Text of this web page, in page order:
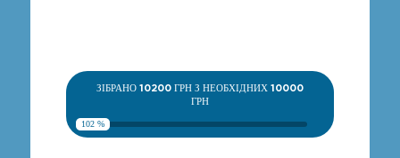
ЗІБРАНО 10200ГРН З НЕОБХІДНИХ 10000
ГРН
102 %